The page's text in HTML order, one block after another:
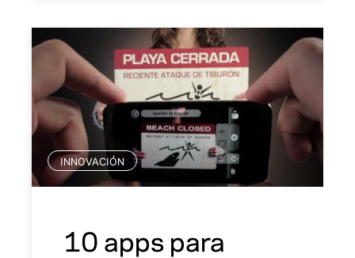
INNOVACIÓN
10 apps para